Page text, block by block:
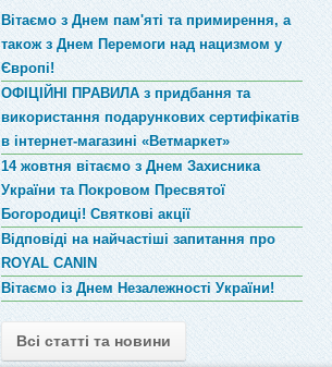
Вітаємо з Днем пам'яті та примирення, а
також з Днем Перемоги над нацизмом у
Європі!
ОФІЦІЙНІ ПРАВИЛА з придбання та
використання подарункових сертифікатів
в інтернет-магазині «Ветмаркет»
14 жовтня вітаємо з Днем Захисника
України та Покровом Пресвятої
Богородиці! Святкові акції
Відповіді на найчастіші запитання про
ROYAL CANIN
Вітаємо із Днем Незалежності України!
Всі статті та новини